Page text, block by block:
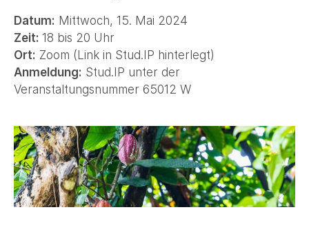
Datum: Mittwoch, 15. Mai 2024
Zeit: 18 bis 20 Uhr
Ort: Zoom (Link in Stud.IP hinterlegt)
Anmeldung: Stud.IP unter der
Veranstaltungsnummer 65012 W